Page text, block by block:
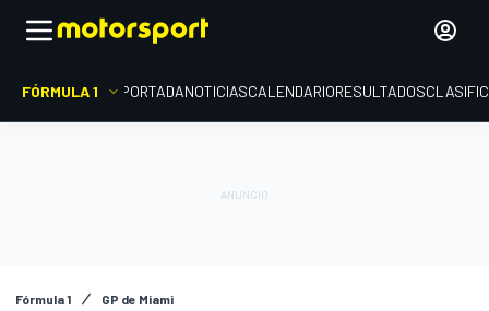
FÓRMULA 1 PORTADANOTICIASCALENDARIORESULTADOS
Fórmula 1 GP de Miami